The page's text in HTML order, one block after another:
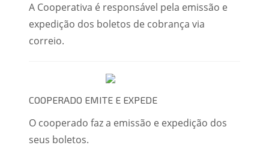
A Cooperativa é responsável pela emissão e
expedição dos boletos de cobrança via
correio.
COOPERADO EMITE E EXPEDE
O cooperado faz a emissão e expedição dos
seus boletos.